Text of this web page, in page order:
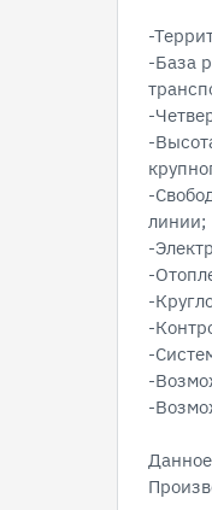
-
-База
-
-
-
линии;
-
-
-
-
-
-
-